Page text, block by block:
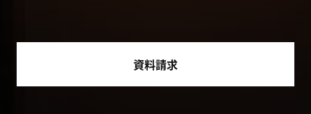
資料請求